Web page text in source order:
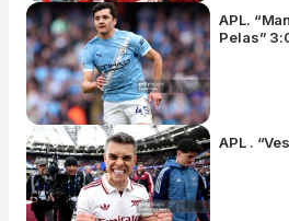
APL.
Pelas”
APL .